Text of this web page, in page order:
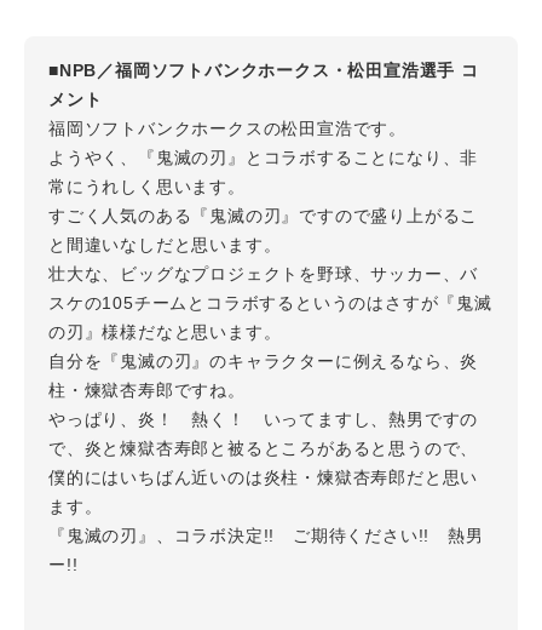
■NPB／福岡ソフトバンクホークス・松田宣浩選手 コ
メント
福岡ソフトバンクホークスの松田宣浩です。
ようやく、『鬼滅の刃』とコラボすることになり、非
常にうれしく思います。
すごく人気のある『鬼滅の刃』ですので盛り上がるこ
と間違いなしだと思います。
壮大な、ビッグなプロジェクトを野球、サッカー、バ
スケの105チームとコラボするというのはさすが『鬼滅
の刃』様様だなと思います。
自分を『鬼滅の刃』のキャラクターに例えるなら、炎
柱・煉獄杏寿郎ですね。
やっぱり、炎！ 熱く！ いってますし、熱男ですの
で、炎と煉獄杏寿郎と被るところがあると思うので、
僕的にはいちばん近いのは炎柱・煉獄杏寿郎だと思い
ます。
『鬼滅の刃』、コラボ決定!! ご期待ください!! 熱男
ー!!